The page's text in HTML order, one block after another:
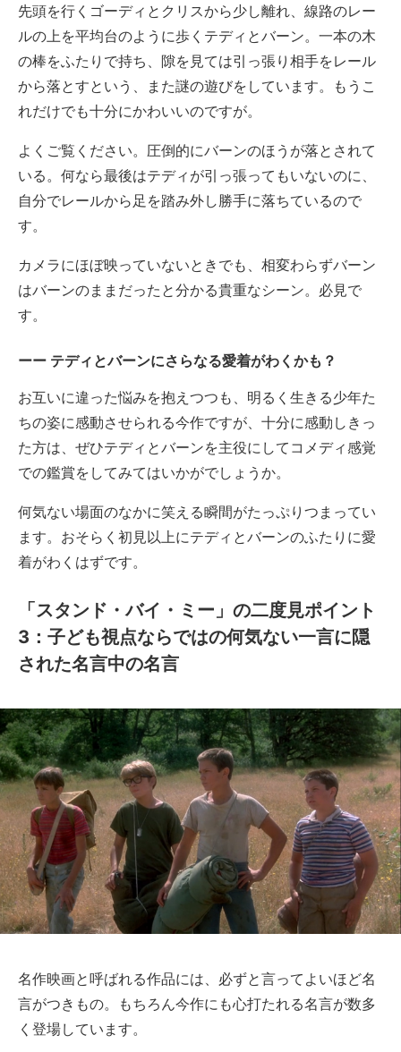
先頭を行くゴーディとクリスから少し離れ、線路のレー
ルの上を平均台のように歩くテディとバーン。一本の木
の棒をふたりで持ち、隙を見ては引っ張り相手をレール
から落とすという、また謎の遊びをしています。もうこ
れだけでも十分にかわいいのですが。
よくご覧ください。圧倒的にバーンのほうが落とされて
いる。何なら最後はテディが引っ張ってもいないのに、
自分でレールから足を踏み外し勝手に落ちているので
す。
カメラにほぼ映っていないときでも、相変わらずバーン
はバーンのままだったと分かる貴重なシーン。必見で
す。
テディとバーンにさらなる愛着がわくかも？
お互いに違った悩みを抱えつつも、明るく生きる少年た
ちの姿に感動させられる今作ですが、十分に感動しきっ
た方は、ぜひテディとバーンを主役にしてコメディ感覚
での鑑賞をしてみてはいかがでしょうか。
何気ない場面のなかに笑える瞬間がたっぷりつまってい
ます。おそらく初見以上にテディとバーンのふたりに愛
着がわくはずです。
「スタンド・バイ・ミー」の二度見ポイント
3：子ども視点ならではの何気ない一言に隠
された名言中の名言
名作映画と呼ばれる作品には、必ずと言ってよいほど名
言がつきもの。もちろん今作にも心打たれる名言が数多
く登場しています。